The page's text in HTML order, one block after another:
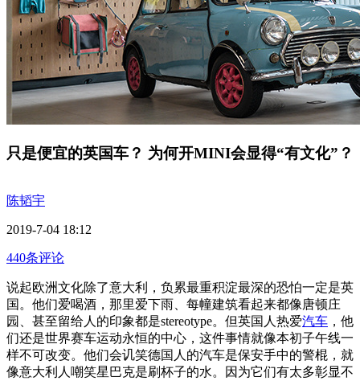
只是便宜的英国车？ 为何开MINI会显得“有文化”？
陈韬宇
2019-7-04 18:12
440条评论
说起欧洲文化除了意大利，负累最重积淀最深的恐怕一定是英
国。他们爱喝酒，那里爱下雨、每幢建筑看起来都像唐顿庄
园、甚至留给人的印象都是stereotype。但英国人热爱汽车 ，他
们还是世界赛车运动永恒的中心，这件事情就像本初子午线一
样不可改变。他们会讥笑德国人的汽车是保安手中的警棍，就
像意大利人嘲笑星巴克是刷杯子的水。因为它们有太多彰显不